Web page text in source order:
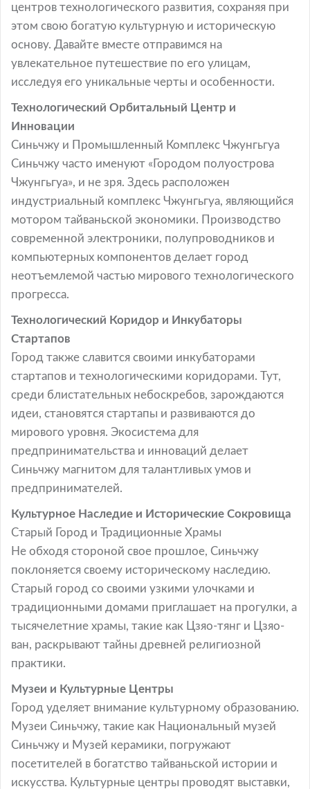
центров технологического развития, сохраняя при
этом свою богатую культурную и историческую
основу. Давайте вместе отправимся на
увлекательное путешествие по его улицам,
исследуя его уникальные черты и особенности.
Технологический Орбитальный Центр и
Инновации
Синьчжу и Промышленный Комплекс Чжунгьгуа
Синьчжу часто именуют «Городом полуострова
Чжунгьгуа», и не зря. Здесь расположен
индустриальный комплекс Чжунгьгуа, являющийся
мотором тайваньской экономики. Производство
современной электроники, полупроводников и
компьютерных компонентов делает город
неотъемлемой частью мирового технологического
прогресса.
Технологический Коридор и Инкубаторы
Стартапов
Город также славится своими инкубаторами
стартапов и технологическими коридорами. Тут,
среди блистательных небоскребов, зарождаются
идеи, становятся стартапы и развиваются до
мирового уровня. Экосистема для
предпринимательства и инноваций делает
Синьчжу магнитом для талантливых умов и
предпринимателей.
Культурное Наследие и Исторические Сокровища
Старый Город и Традиционные Храмы
Не обходя стороной свое прошлое, Синьчжу
поклоняется своему историческому наследию.
Старый город со своими узкими улочками и
традиционными домами приглашает на прогулки, а
тысячелетние храмы, такие как Цзяо-тянг и Цзяо-
ван, раскрывают тайны древней религиозной
практики.
Музеи и Культурные Центры
Город уделяет внимание культурному образованию.
Музеи Синьчжу, такие как Национальный музей
Синьчжу и Музей керамики, погружают
посетителей в богатство тайваньской истории и
искусства. Культурные центры проводят выставки,